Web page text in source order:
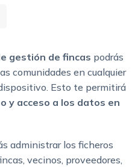
gestión de fincas podrás
comunidades en cualquier
Esto te permitirá
y acceso a los datos en
administrar los ficheros
vecinos, proveedores,